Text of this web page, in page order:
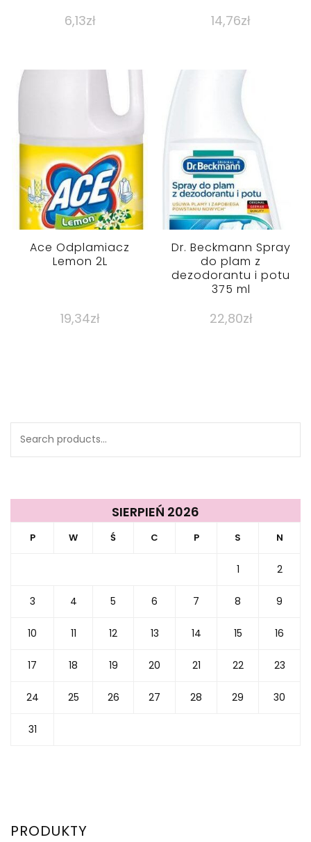
6,13zł 14,76zł
Ace Odplamiacz
Lemon 2L
19,34zł
Dr. Beckmann Spray
do plam z
dezodorantu i potu
375 ml
22,80zł
Search
SIERPIEŃ 2026
P W Ś C P S N
1 2
3 4 5 6 7 8 9
10 11 12 13 14 15 16
17 18 19 20 21 22 23
24 25 26 27 28 29 30
31
PRODUKTY